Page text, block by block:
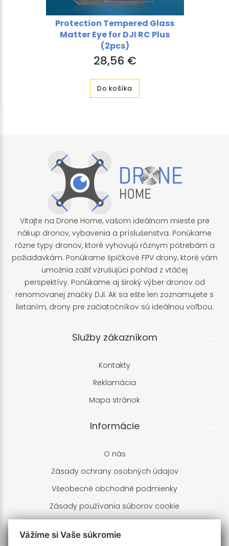
Protection Tempered Glass
Matter Eye for DJI RC Plus
(2pcs)
28,56 €
Do košíka
Vitajte na Drone Home, vašom ideálnom mieste pre
nákup dronov, vybavenia a príslušenstva. Ponúkame
rôzne typy dronov, ktoré vyhovujú rôznym potrebám a
požiadavkám. Ponúkame špičkové FPV drony, ktoré vám
umožnia zažiť vzrušujúci pohľad z vtáčej
perspektívy. Ponúkame aj široký výber dronov od
renomovanej značky DJI. Ak sa ešte len zoznamujete s
lietaním, drony pre začiatočníkov sú ideálnou voľbou.
Služby zákazníkom
Kontakty
Reklamácia
Mapa stránok
Informácie
O nás
Zásady ochrany osobných údajov
Všeobecné obchodné podmienky
Zásady používania súborov cookie
Kontakty
Vážíme si Vaše súkromie